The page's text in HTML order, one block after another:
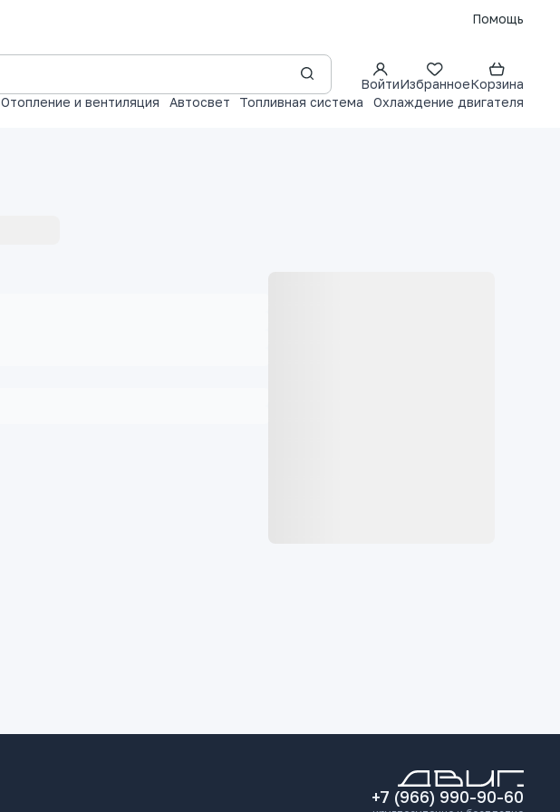
Помощь
ВойтиИзбранноеКорзина
Отопление и вентиляция Автосвет Топливная система Охлаждение двигателя
+7 (966) 990-90-60